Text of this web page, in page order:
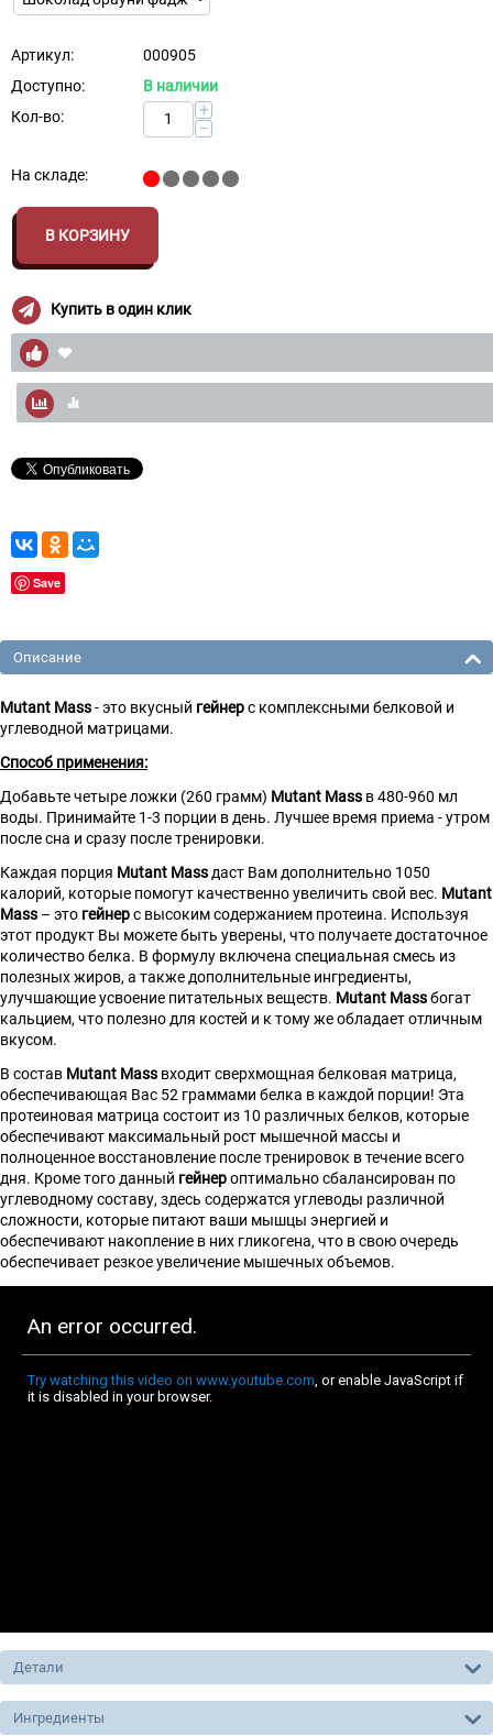
Артикул:
000905
Доступно:
В наличии
Кол-во:
+
−
На складе:
В КОРЗИНУ
Купить в один клик
Save
Описание
Mutant Mass- это вкусный гейнерс комплексными белковой и
углеводной матрицами.
Способ применения:
Добавьте четыре ложки (260 грамм) Mutant Mass в 480-960 мл
воды. Принимайте 1-3 порции в день. Лучшее время приема - утром
после сна и сразу после тренировки.
Каждая порция Mutant Mass даст Вам дополнительно 1050
калорий, которые помогут качественно увеличить свой вес. Mutant
Mass – это гейнерс высоким содержанием протеина. Используя
этот продукт Вы можете быть уверены, что получаете достаточное
количество белка. В формулу включена специальная смесь из
полезных жиров, а также дополнительные ингредиенты,
улучшающие усвоение питательных веществ. Mutant Massбогат
кальцием, что полезно для костей и к тому же обладает отличным
вкусом.
В состав Mutant Mass входит сверхмощная белковая матрица,
обеспечивающая Вас 52 граммами белка в каждой порции! Эта
протеиновая матрица состоит из 10 различных белков, которые
обеспечивают максимальный рост мышечной массы и
полноценное восстановление после тренировок в течение всего
дня. Кроме того данный гейнероптимально сбалансирован по
углеводному составу, здесь содержатся углеводы различной
сложности, которые питают ваши мышцы энергией и
обеспечивают накопление в них гликогена, что в свою очередь
обеспечивает резкое увеличение мышечных объемов.
Детали
Ингредиенты